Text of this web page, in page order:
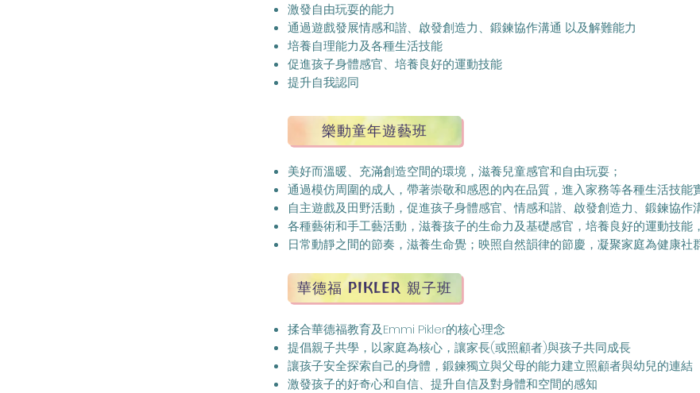
激發自由玩耍的能力
通過遊戲發展情感和諧、啟發創造力、鍛鍊協作溝通 以及解難能力
培養自理能力及各種生活技能
促進孩子身體感官、培養良好的運動技能
​提升自我認同
樂動童年遊藝班
美好而溫暖、充滿創造空間的環境，滋養兒童感官和自由玩耍；
通過模仿周圍的成人，帶著崇敬和感恩的內在品質，進入家務等各種生活技能
自主遊戲及田野活動，促進孩子身體感官、情感和諧、啟發創造力、鍛鍊協作
各種藝術和手工藝活動，滋養孩子的生命力及基礎感官，培養良好的運動技能
日常動靜之間的節奏，滋養生命覺；映照自然韻律的節慶，凝聚家庭為健康社群
華德福 PIKLER 親子班
揉合華德福教育及Emmi Pikler的核心理念
提倡親子共學，以家庭為核心，讓家長(或照顧者)與孩子共同成長
讓孩子安全探索自己的身體，鍛鍊獨立與父母的能力建立照顧者與幼兒的連結
​激發孩子的好奇心和自信、提升自信及對身體和空間的感知